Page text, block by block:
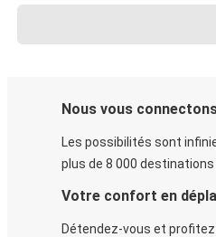
Nous vous
Les possibilités sont
plus de 8 000 destinations
Votre confort en
Détendez-vous et